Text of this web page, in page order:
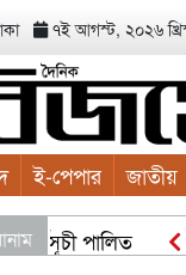
৭ই আগস্ট, ২০২৬
ই-পেপার জাতীয়
পালিত